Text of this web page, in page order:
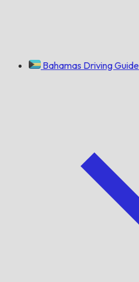
Bahamas Driving Guide